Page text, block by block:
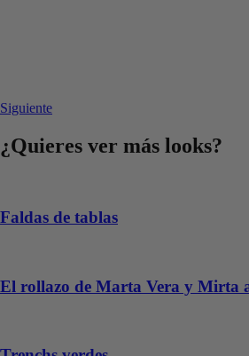
Siguiente
¿Quieres ver más looks?
Faldas de tablas
El rollazo de Marta Vera y Mirta